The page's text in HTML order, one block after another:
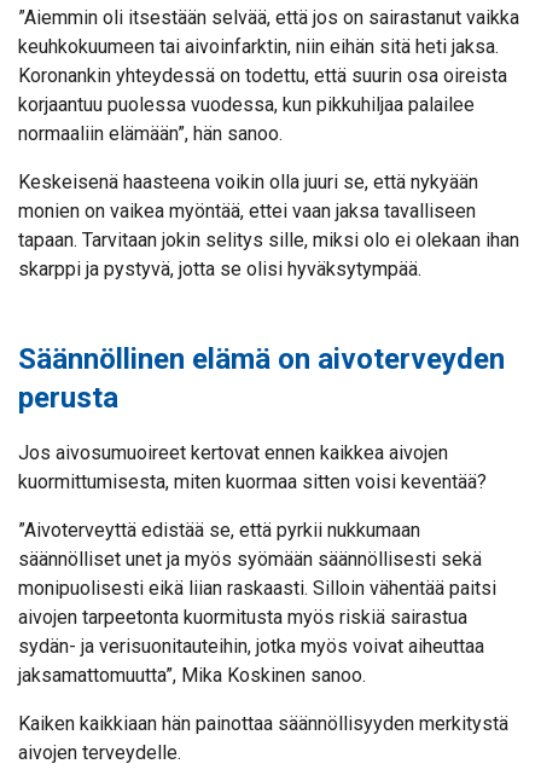
”Aiemmin oli itsestään selvää, että jos on sairastanut vaikka
keuhkokuumeen tai aivoinfarktin, niin eihän sitä heti jaksa.
Koronankin yhteydessä on todettu, että suurin osa oireista
korjaantuu puolessa vuodessa, kun pikkuhiljaa palailee
normaaliin elämään”, hän sanoo.
Keskeisenä haasteena voikin olla juuri se, että nykyään
monien on vaikea myöntää, ettei vaan jaksa tavalliseen
tapaan. Tarvitaan jokin selitys sille, miksi olo ei olekaan ihan
skarppi ja pystyvä, jotta se olisi hyväksytympää.
Säännöllinen elämä on aivoterveyden
perusta
Jos aivosumuoireet kertovat ennen kaikkea aivojen
kuormittumisesta, miten kuormaa sitten voisi keventää?
”Aivoterveyttä edistää se, että pyrkii nukkumaan
säännölliset unet ja myös syömään säännöllisesti sekä
monipuolisesti eikä liian raskaasti. Silloin vähentää paitsi
aivojen tarpeetonta kuormitusta myös riskiä sairastua
sydän- ja verisuonitauteihin, jotka myös voivat aiheuttaa
jaksamattomuutta”, Mika Koskinen sanoo.
Kaiken kaikkiaan hän painottaa säännöllisyyden merkitystä
aivojen terveydelle.